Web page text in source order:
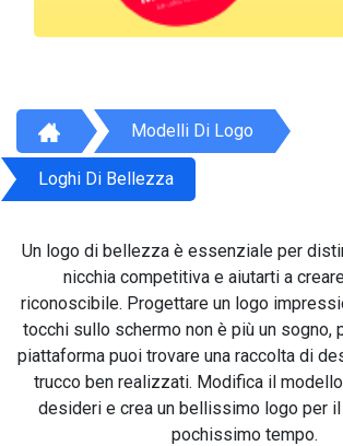
Modelli Di Logo
Loghi Di Bellezza
Un logo di bellezza è essenziale per
nicchia competitiva e aiutarti a
riconoscibile. Progettare un logo
tocchi sullo schermo non è più un sogno,
piattaforma puoi trovare una raccolta di
trucco ben realizzati. Modifica il
desideri e crea un bellissimo logo per
pochissimo tempo.